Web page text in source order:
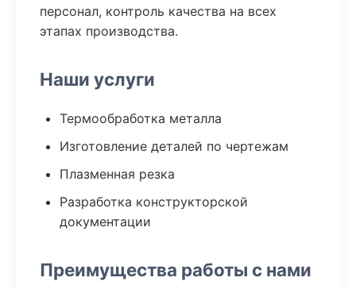
персонал, контроль качества на всех
этапах производства.
Наши услуги
Термообработка металла
Изготовление деталей по чертежам
Плазменная резка
Разработка конструкторской
документации
Преимущества работы с нами